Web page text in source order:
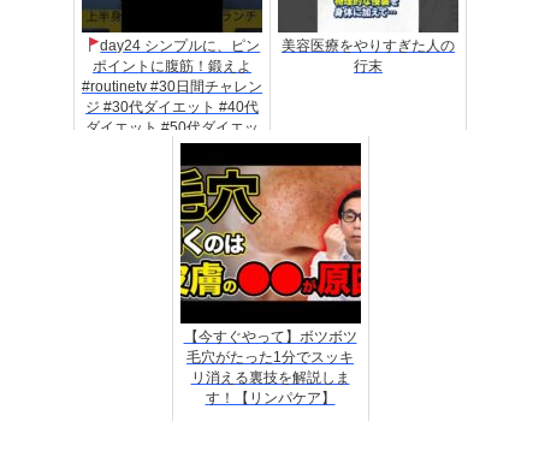
day24 シンプルに、ピン
ポイントに腹筋！鍛えよ
#routinetv #30日間チャレン
ジ #30代ダイエット #40代
ダイエット #50代ダイエッ
ト #腹筋エクササイズ
美容医療をやりすぎた人の
行末
【今すぐやって】ボツボツ
毛穴がたった1分でスッキ
リ消える裏技を解説しま
す！【リンパケア】